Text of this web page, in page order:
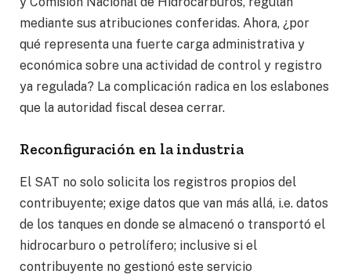
mediante sus atribuciones conferidas. Ahora, ¿por
qué representa una fuerte carga administrativa y
económica sobre una actividad de control y registro
ya regulada? La complicación radica en los eslabones
que la autoridad fiscal desea cerrar.
Reconfiguración en la industria
El SAT no solo solicita los registros propios del
contribuyente; exige datos que van más allá, i.e. datos
de los tanques en donde se almacenó o transportó el
hidrocarburo o petrolífero; inclusive si el
contribuyente no gestionó este servicio